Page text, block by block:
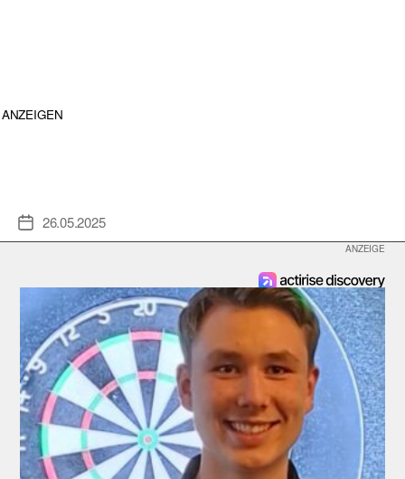
ANZEIGEN
Veröffentlichungsdatum
26.05.2025